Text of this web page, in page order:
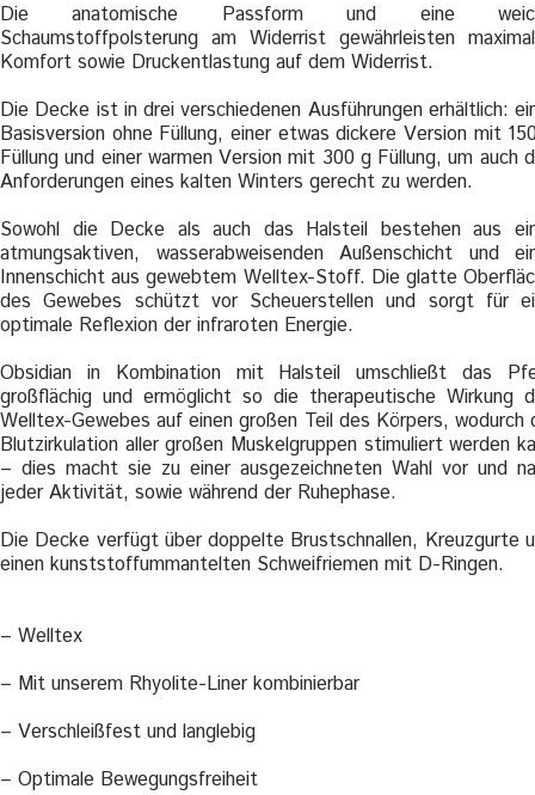
Die anatomische Passform und eine
Schaumstoffpolsterung am Widerrist gewährleisten
Komfort sowie Druckentlastung auf dem Widerrist.
Die Decke ist in drei verschiedenen Ausführungen erhältlich:
Basisversion ohne Füllung, einer etwas dickere Version mit
Füllung und einer warmen Version mit 300 g Füllung, um auch
Anforderungen eines kalten Winters gerecht zu werden.
Sowohl die Decke als auch das Halsteil bestehen aus
atmungsaktiven, wasserabweisenden Außenschicht und
Innenschicht aus gewebtem Welltex-Stoff. Die glatte
des Gewebes schützt vor Scheuerstellen und sorgt für
optimale Reflexion der infraroten Energie.
Obsidian in Kombination mit Halsteil umschließt das
großflächig und ermöglicht so die therapeutische Wirkung
Welltex-Gewebes auf einen großen Teil des Körpers, wodurch
Blutzirkulation aller großen Muskelgruppen stimuliert werden
– dies macht sie zu einer ausgezeichneten Wahl vor und
jeder Aktivität, sowie während der Ruhephase.
Die Decke verfügt über doppelte Brustschnallen, Kreuzgurte
einen kunststoffummantelten Schweifriemen mit D-Ringen.
– Welltex
– Mit unserem Rhyolite-Liner kombinierbar
– Verschleißfest und langlebig
– Optimale Bewegungsfreiheit